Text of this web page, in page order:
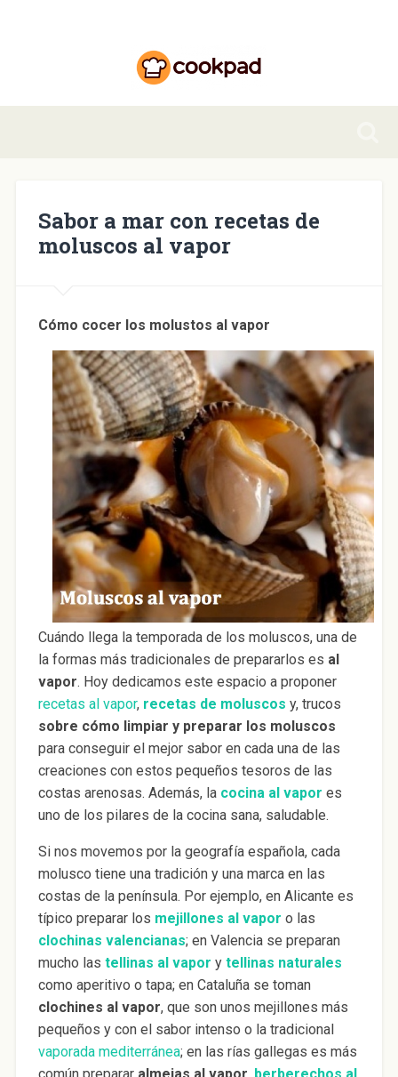
Sabor a mar con recetas de
moluscos al vapor
Cómo cocer los molustos al vapor
Cuándo llega la temporada de los moluscos, una de
la formas más tradicionales de prepararlos es al
vapor. Hoy dedicamos este espacio a proponer
recetas al vapor, recetas de moluscos y, trucos
sobre cómo limpiar y preparar los moluscos
para conseguir el mejor sabor en cada una de las
creaciones con estos pequeños tesoros de las
costas arenosas. Además, la cocina al vapor es
uno de los pilares de la cocina sana, saludable.
Si nos movemos por la geografía española, cada
molusco tiene una tradición y una marca en las
costas de la península. Por ejemplo, en Alicante es
típico preparar los mejillones al vapor o las
clochinas valencianas; en Valencia se preparan
mucho las tellinas al vapor y tellinas naturales
como aperitivo o tapa; en Cataluña se toman
clochines al vapor, que son unos mejillones más
pequeños y con el sabor intenso o la tradicional
vaporada mediterránea; en las rías gallegas es más